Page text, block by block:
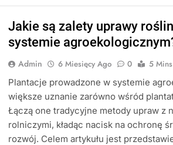
Jakie są zalety uprawy
systemie
Admin 6 Miesięcy Ago 0
5 Mins
Plantacje prowadzone w systemie
większe uznanie zarówno wśród
Łączą one tradycyjne metody upraw z
rolniczymi, kładąc nacisk na ochronę
rozwój. Celem artykułu jest